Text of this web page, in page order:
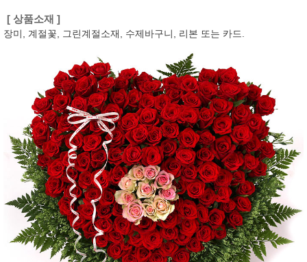
[ 상품소재 ]
장미, 계절꽃, 그린계절소재, 수제바구니, 리본 또는 카드.